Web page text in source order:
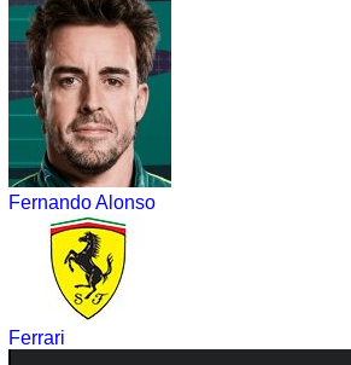
Fernando Alonso
Ferrari